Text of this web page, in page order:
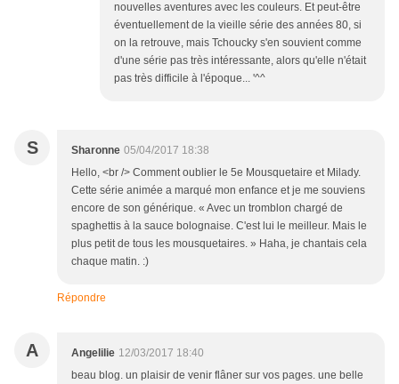
nouvelles aventures avec les couleurs. Et peut-être
éventuellement de la vieille série des années 80, si
on la retrouve, mais Tchoucky s'en souvient comme
d'une série pas très intéressante, alors qu'elle n'était
pas très difficile à l'époque... '^^
S Sharonne 05/04/2017 18:38
Hello, <br /> Comment oublier le 5e Mousquetaire et Milady.
Cette série animée a marqué mon enfance et je me souviens
encore de son générique. « Avec un tromblon chargé de
spaghettis à la sauce bolognaise. C'est lui le meilleur. Mais le
plus petit de tous les mousquetaires. » Haha, je chantais cela
chaque matin. :)
Répondre
A Angelilie 12/03/2017 18:40
beau blog. un plaisir de venir flâner sur vos pages. une belle